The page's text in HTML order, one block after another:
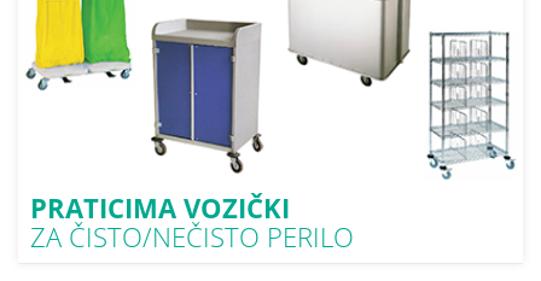
PRATICIMA VOZIČKI
ZA ČISTO/NEČISTO PERILO